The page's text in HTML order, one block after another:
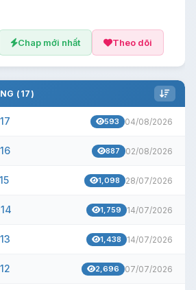
Chap mới nhất Theo dõi
(17)
593 04/08/2026
887 02/08/2026
1,098 28/07/2026
1,759 14/07/2026
1,438 14/07/2026
2,696 07/07/2026